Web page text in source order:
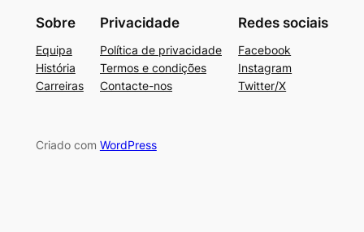
Sobre
Equipa
História
Carreiras
Privacidade
Política de privacidade
Termos e condições
Contacte-nos
Redes sociais
Facebook
Instagram
Twitter/X
Criado com WordPress